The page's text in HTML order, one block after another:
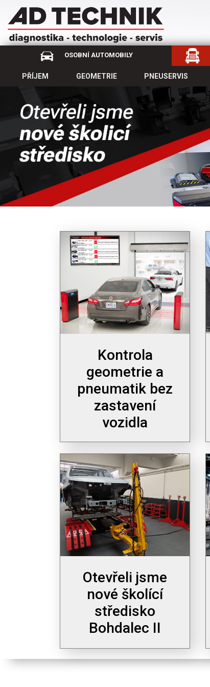
OSOBNÍ AUTOMOBILY
PŘÍJEM GEOMETRIE PNEUSERVIS
Kontrola
geometrie a
pneumatik bez
zastavení
vozidla
Otevřeli jsme
nové školící
středisko
Bohdalec II